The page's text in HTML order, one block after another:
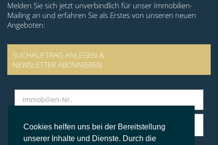
Cookies helfen uns bei der Bereitstellung
unserer Inhalte und Dienste. Durch die
Melden Sie sich jetzt unverbindlich für unser Immobilien-
Mailing an und erfahren Sie als Erstes von unseren neuen
Angeboten:
SUCHAUFTRAG ANLEGEN &
NEWSLETTER ABONNIEREN